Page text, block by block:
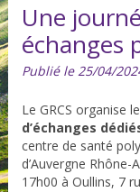
Une
échanges
Publié le 25/04/
Le GRCS organise le
d’échanges
centre de santé
d’Auvergne
17h00 à Oullins, 7